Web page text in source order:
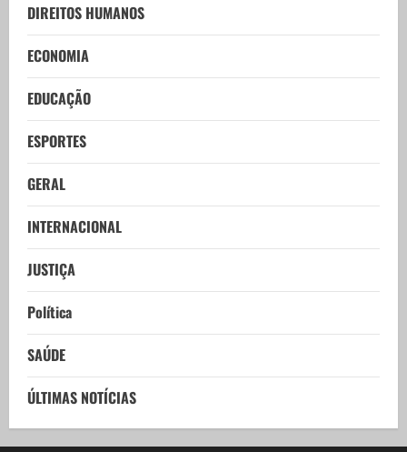
DIREITOS HUMANOS
ECONOMIA
EDUCAÇÃO
ESPORTES
GERAL
INTERNACIONAL
JUSTIÇA
Política
SAÚDE
ÚLTIMAS NOTÍCIAS